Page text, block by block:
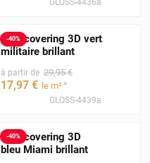
GLOSS-4436a
-40%
Film covering 3D vert
militaire brillant
à partir de 29,95 €
17,97 € le m²*
GLOSS-4439a
-40%
Film covering 3D
bleu Miami brillant